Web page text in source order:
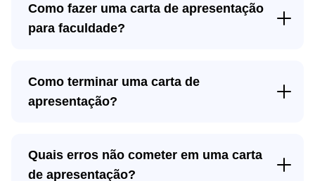
qualificações
Como fazer uma carta de apresentação
para faculdade?
Como terminar uma carta de
apresentação?
Quais erros não cometer em uma carta
de apresentação?